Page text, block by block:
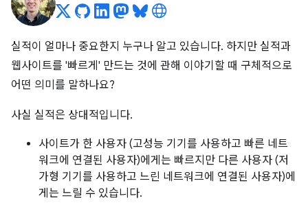
실적이 얼마나 중요한지 누구나 알고 있습니다. 하지만 실적과
웹사이트를 '빠르게' 만드는 것에 관해 이야기할 때 구체적으로
어떤 의미를 말하나요?
사실 실적은 상대적입니다.
사이트가 한 사용자 (고성능 기기를 사용하고 빠른 네트
워크에 연결된 사용자)에게는 빠르지만 다른 사용자 (저
가형 기기를 사용하고 느린 네트워크에 연결된 사용자)에
게는 느릴 수 있습니다.